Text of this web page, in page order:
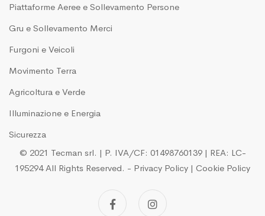
Piattaforme Aeree e Sollevamento Persone
Gru e Sollevamento Merci
Furgoni e Veicoli
Movimento Terra
Agricoltura e Verde
Illuminazione e Energia
Sicurezza
© 2021 Tecman srl. | P. IVA/CF: 01498760139 | REA: LC-
195294All Rights Reserved. - Privacy Policy | Cookie Policy